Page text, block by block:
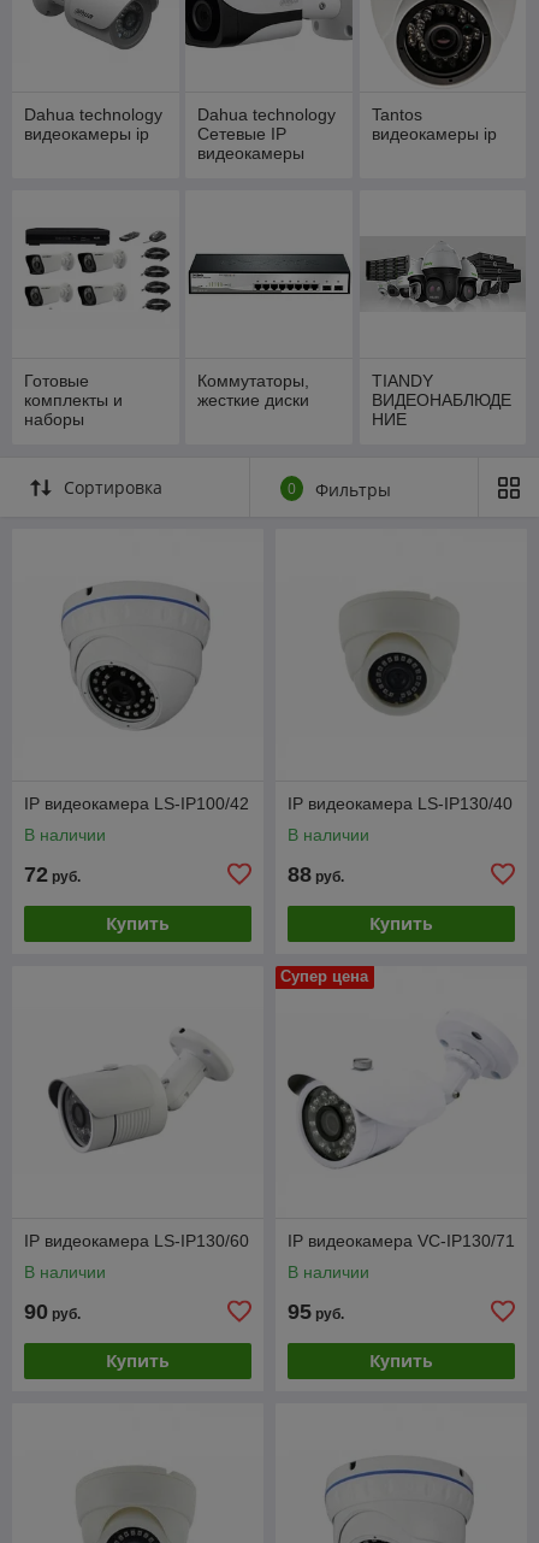
Dahua technology
видеокамеры ip
Dahua technology
Сетевые IP
видеокамеры
Tantos
видеокамеры ip
Готовые
комплекты и
наборы
Коммутаторы,
жесткие диски
TIANDY
ВИДЕОНАБЛЮДЕ
НИЕ
Сортировка 0 Фильтры
IP видеокамера LS-IP100/42
В наличии
72 руб.
Купить
IP видеокамера LS-IP130/40
В наличии
88 руб.
Купить
IP видеокамера LS-IP130/60
В наличии
90 руб.
Купить
Супер цена
IP видеокамера VC-IP130/71
В наличии
95 руб.
Купить